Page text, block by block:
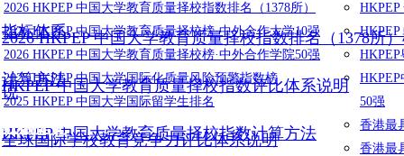
2026 HKPEP 中国大学教育质量择校指数排名（1378所）
2026 HKPEP 中国大学教育质量择校榜·中外合作大学10强
2026 HKPEP 中国大学教育质量择校榜·中外合作学院50强
2025 HKPEP 中国大学国际化质量风险预警指数榜
2025 HKPEP 中国大学国际留学生排名
50强
香港最
香港最
2026 HKPEP 中国大学教育质量择校指数排名（1378所
说
指标体系
HKPEP 中国大学教育质量择校指数评比体系说明
全球国际学校教育竞争力评比体系说明
计算方法
HKPEP 中国大学教育质量择校指数计算方法
数据提交